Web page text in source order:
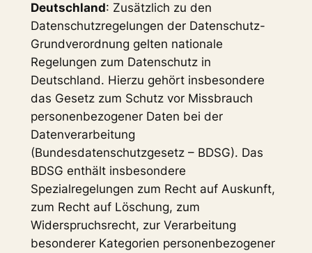
Deutschland: Zusätzlich zu den
Datenschutzregelungen der Datenschutz-
Grundverordnung gelten nationale
Regelungen zum Datenschutz in
Deutschland. Hierzu gehört insbesondere
das Gesetz zum Schutz vor Missbrauch
personenbezogener Daten bei der
Datenverarbeitung
(Bundesdatenschutzgesetz – BDSG). Das
BDSG enthält insbesondere
Spezialregelungen zum Recht auf Auskunft,
zum Recht auf Löschung, zum
Widerspruchsrecht, zur Verarbeitung
besonderer Kategorien personenbezogener